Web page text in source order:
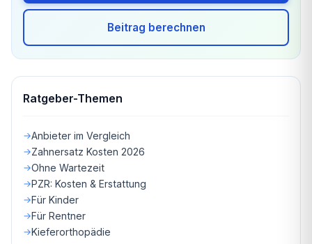
Beitrag berechnen
Ratgeber-Themen
Anbieter im Vergleich
Zahnersatz Kosten 2026
Ohne Wartezeit
PZR: Kosten & Erstattung
Für Kinder
Für Rentner
Kieferorthopädie